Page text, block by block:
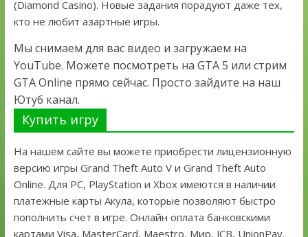
(Diamond Casino). Новые задания порадуют даже тех,
кто не любит азартные игры.
Мы снимаем для вас видео и загружаем на
YouTube. Можете посмотреть на GTA 5 или стрим
GTA Online прямо сейчас. Просто зайдите на наш
Ютуб канал.
Купить игру
На нашем сайте вы можете приобрести лицензионную
версию игры Grand Theft Auto V и Grand Theft Auto
Online. Для PC, PlayStation и Xbox имеются в наличии
платежные карты Акула, которые позволяют быстро
пополнить счет в игре. Онлайн оплата банковскими
картами Visa, MasterCard, Maestro, Мир, JCB, UnionPay.